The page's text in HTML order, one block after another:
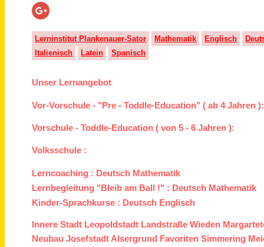
Lerninstitut Plankenauer-Sator Mathematik Englisch
Italienisch
Latein Spanisch
Unser Lernangebot
Vor-Vorschule - "Pre - Toddle-Education" ( ab 4 Jahren ):
Vorschule - Toddle-Education ( von 5 - 6 Jahren ):
Volksschule :
Lerncoaching : Deutsch Mathematik
Lernbegleitung "Bleib am Ball !" : Deutsch Mathematik
Kinder-Sprachkurse : Deutsch Englisch
Innere Stadt Leopoldstadt Landstraße Wieden
Neubau Josefstadt Alsergrund Favoriten Simmering